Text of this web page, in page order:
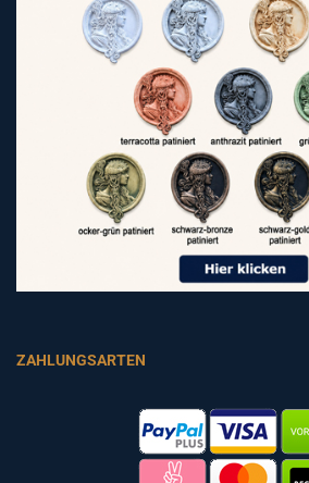
ZAHLUNGSARTEN